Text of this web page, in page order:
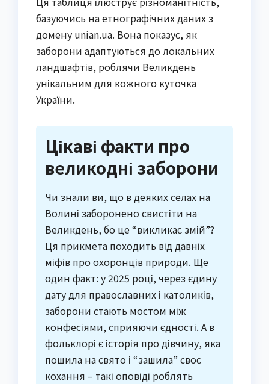
базуючись на етнографічних даних з
домену unian.ua. Вона показує, як
заборони адаптуються до локальних
ландшафтів, роблячи Великдень
унікальним для кожного куточка
України.
Цікаві факти про
великодні заборони
Чи знали ви, що в деяких селах на
Волині заборонено свистіти на
Великдень, бо це “викликає змій”?
Ця прикмета походить від давніх
міфів про охоронців природи. Ще
один факт: у 2025 році, через єдину
дату для православних і католиків,
заборони стають мостом між
конфесіями, сприяючи єдності. А в
фольклорі є історія про дівчину, яка
пошила на свято і “зашила” своє
кохання – такі оповіді роблять